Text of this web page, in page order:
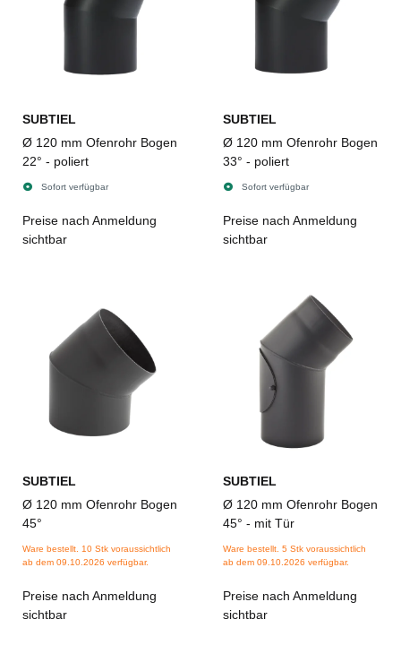
SUBTIEL
Ø 120 mm Ofenrohr Bogen
22° - poliert
Sofort verfügbar
Preise nach Anmeldung
sichtbar
SUBTIEL
Ø 120 mm Ofenrohr Bogen
33° - poliert
Sofort verfügbar
Preise nach Anmeldung
sichtbar
SUBTIEL
Ø 120 mm Ofenrohr Bogen
45°
Ware bestellt. 10 Stk voraussichtlich
ab dem 09.10.2026 verfügbar.
Preise nach Anmeldung
sichtbar
SUBTIEL
Ø 120 mm Ofenrohr Bogen
45° - mit Tür
Ware bestellt. 5 Stk voraussichtlich
ab dem 09.10.2026 verfügbar.
Preise nach Anmeldung
sichtbar